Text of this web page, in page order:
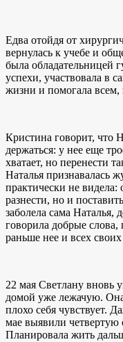
Едва отойдя от
вернулась к учебе и
была обладательницей
успехи, участвовала в
жизни и помогала всем,
Кристина говорит, что
держаться: у нее еще
хватает, но перенести
Наталья признавалась
практически не видела:
разнести, но и
заболела сама Наталья,
говорила добрые
раньше нее и всех
22 мая Светлану вновь
домой уже лежачую. Она
плохо себя чувствует.
мае выявили четвертую
Планировала жить